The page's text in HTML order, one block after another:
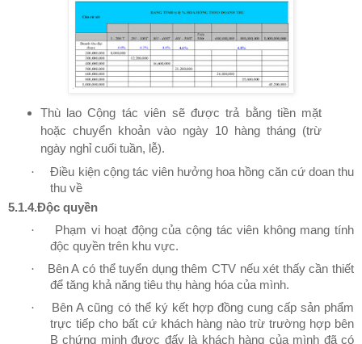
Thù lao Cộng tác viên sẽ được trả bằng tiền mặt
hoặc chuyển khoản vào ngày 10 hàng tháng (trừ
ngày nghỉ cuối tuần, lễ).
·
Điều kiện cộng tác viên hưởng hoa hồng căn cứ doan thu
thu về
5.1.4.Độc quyền
·
Phạm vi hoạt động của cộng tác viên không mang tính
độc quyền trên khu vực.
·
Bên A có thể tuyển dụng thêm CTV nếu xét thấy cần thiết
để tăng khả năng tiêu thụ hàng hóa của mình.
·
Bên A cũng có thể ký kết hợp đồng cung cấp sản phẩm
trực tiếp cho bất cứ khách hàng nào trừ trường hợp bên
B chứng minh được đấy là khách hàng của mình đã có